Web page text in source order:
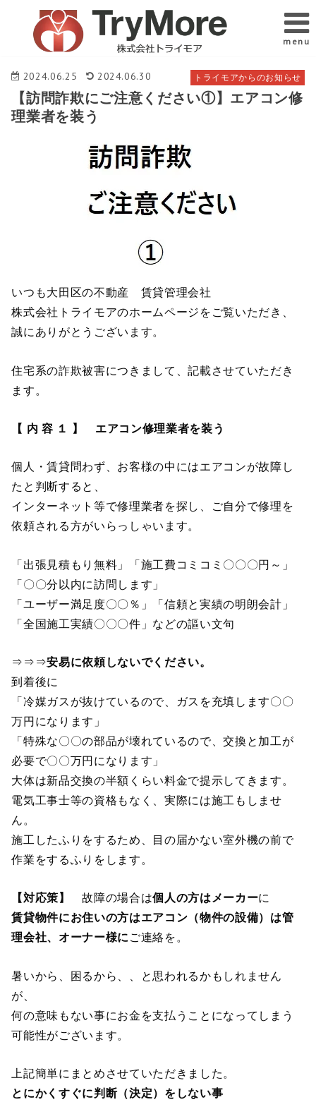
menu
トライモアからのお知らせ
2024.06.25 2024.06.30
【訪問詐欺にご注意ください①】エアコン修
理業者を装う
いつも大田区の不動産 賃貸管理会社
株式会社トライモアのホームページをご覧いただき、
誠にありがとうございます。
住宅系の詐欺被害につきまして、記載させていただき
ます。
【 内 容 １ 】 エアコン修理業者を装う
個人・賃貸問わず、お客様の中にはエアコンが故障し
たと判断すると、
インターネット等で修理業者を探し、ご自分で修理を
依頼される方がいらっしゃいます。
「出張見積もり無料」「施工費コミコミ〇〇〇円～」
「〇〇分以内に訪問します」
「ユーザー満足度〇〇％」「信頼と実績の明朗会計」
「全国施工実績〇〇〇件」などの謳い文句
⇒⇒⇒安易に依頼しないでください。
到着後に
「冷媒ガスが抜けているので、ガスを充填します〇〇
万円になります」
「特殊な〇〇の部品が壊れているので、交換と加工が
必要で〇〇万円になります」
大体は新品交換の半額くらい料金で提示してきます。
電気工事士等の資格もなく、実際には施工もしませ
ん。
施工したふりをするため、目の届かない室外機の前で
作業をするふりをします。
【対応策】 故障の場合は個人の方はメーカーに
賃貸物件にお住いの方はエアコン（物件の設備）は管
理会社、オーナー様にご連絡を。
暑いから、困るから、、と思われるかもしれません
が、
何の意味もない事にお金を支払うことになってしまう
可能性がございます。
上記簡単にまとめさせていただきました。
とにかくすぐに判断（決定）をしない事